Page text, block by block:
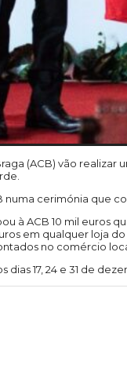
(ACB) vão
numa cerimónia que
à ACB 10 mil euros
em qualquer loja
no comércio
dias 17, 24 e 31 de